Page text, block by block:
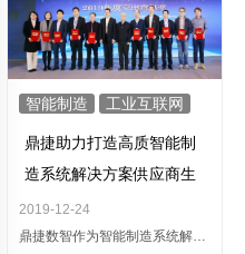
智能制造 工业互联网
鼎捷助力打造高质智能制
造系统解决方案供应商生
态体系
2019-12-24
鼎捷数智作为智能制造系统解决